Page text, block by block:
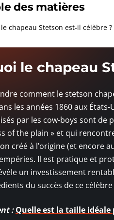
des matières
chapeau Stetson est-il célèbre ?
le chapeau
comment le stetson
les années 1860 aux
par les cow-boys sont de
of the plain » et qui
créé à l’origine (et encore
Il est pratique et
un investissement
du succès de ce
: Quelle est la taille